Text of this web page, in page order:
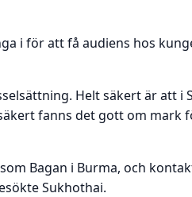
i för att få audiens hos
Helt säkert är att i
fanns det gott om mark
Bagan i Burma, och
Sukhothai.